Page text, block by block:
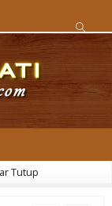
Tutup